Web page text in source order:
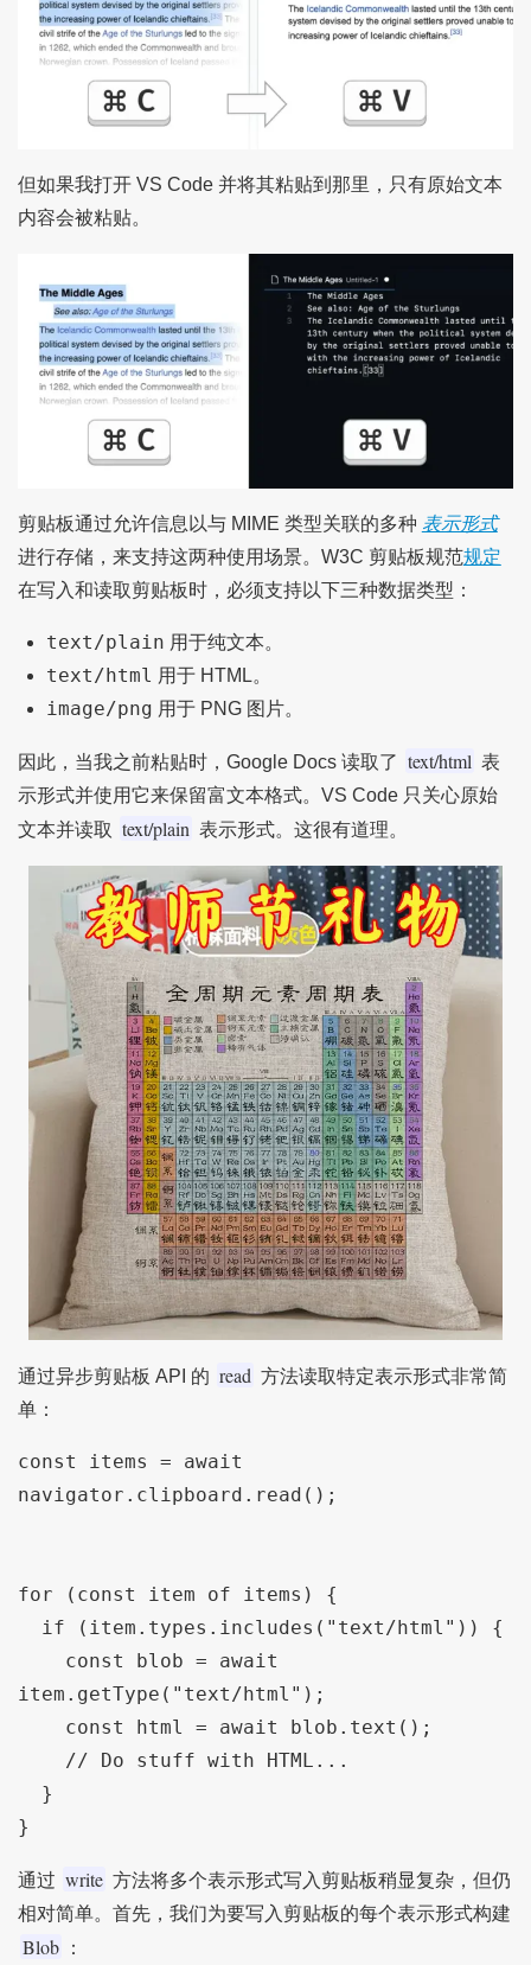
但如果我打开 VS Code 并将其粘贴到那里，只有原始文本
内容会被粘贴。
剪贴板通过允许信息以与 MIME 类型关联的多种 表示形式
进行存储，来支持这两种使用场景。W3C 剪贴板规范规定
在写入和读取剪贴板时，必须支持以下三种数据类型：
text/plain 用于纯文本。
text/html 用于 HTML。
image/png 用于 PNG 图片。
因此，当我之前粘贴时，Google Docs 读取了 text/html 表
示形式并使用它来保留富文本格式。VS Code 只关心原始
文本并读取 text/plain 表示形式。这很有道理。
通过异步剪贴板 API 的 read 方法读取特定表示形式非常简
单：
const items = await
navigator.clipboard.read();
for (const item of items) {
item.getType("text/html");
}
通过 write 方法将多个表示形式写入剪贴板稍显复杂，但仍
相对简单。首先，我们为要写入剪贴板的每个表示形式构建
Blob ：